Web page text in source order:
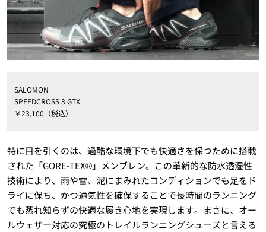
SALOMON
SPEEDCROSS 3 GTX
￥23,100（税込）
特に目を引くのは、過酷な環境下でも快適さを保つために搭載
された「GORE-TEX®」メンブレン。この革新的な防水透湿性
技術により、雨や雪、泥にまみれたコンディションでも足をド
ライに保ち、かつ通気性を確保することで長時間のランニング
でも蒸れ知らずの快適な履き心地を実現します。まさに、オー
ルウェザー対応の究極のトレイルランニングシューズと言える